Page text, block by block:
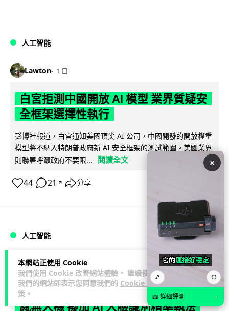
本網站正使用 Cookie
我們使用 Cookie 改善網站體驗。 繼續使用
我們的網站即表示您同意我們的 Cookie 政
策 。
人工智能
Lawton 1 日
白宮拒測中國開放 AI 模型 業界質疑安
全框架選擇性執行
彭博社報道，白宮通知美國頂尖 AI 公司，中國開發的開放權重
模型將不納入特朗普政府新 AI 安全框架的測試範圍。美國業界
則聯署呼籲政府不要限...
閱讀全文
44 21 ↗ 分享
人工智能
Vin 1 日
地盤偷吸煙難逃高空法眼 勞工處出動熱
感無人機 擬加 AI 人臉識別精準執法
×
🎵 ⛶
📖 詳細評測 →